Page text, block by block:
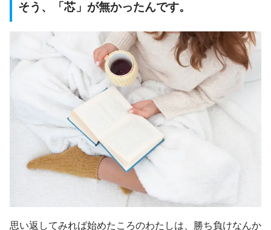
そう、「芯」が無かったんです。
思い返してみれば始めたころのわたしは、勝ち負けなんか